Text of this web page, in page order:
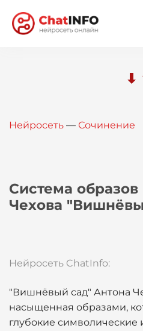
Вход
Нейросеть — Сочинение
Система
Чехова
Нейросеть ChatInfo:
"Вишнёвый сад" Антона
насыщенная образами,
глубокие символические